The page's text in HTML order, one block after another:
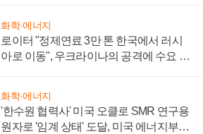
화학·에너지
로이터 "정제연료 3만 톤 한국에서 러시
아로 이동", 우크라이나의 공격에 수요 늘
화학·에너지
'한수원 협력사' 미국 오클로 SMR 연구용
원자로 '임계 상태' 도달, 미국 에너지부